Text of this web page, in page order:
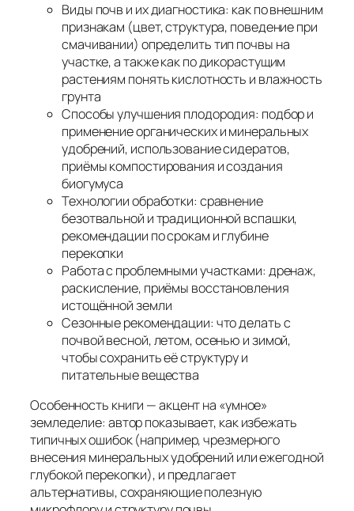
Виды почв и их диагностика: как по внешним
признакам (цвет, структура, поведение при
смачивании) определить тип почвы на
участке, а также как по дикорастущим
растениям понять кислотность и влажность
грунта
Способы улучшения плодородия: подбор и
применение органических и минеральных
удобрений, использование сидератов,
приёмы компостирования и создания
биогумуса
Технологии обработки: сравнение
безотвальной и традиционной вспашки,
рекомендации по срокам и глубине
перекопки
Работа с проблемными участками: дренаж,
раскисление, приёмы восстановления
истощённой земли
Сезонные рекомендации: что делать с
почвой весной, летом, осенью и зимой,
чтобы сохранить её структуру и
питательные вещества
Особенность книги — акцент на «умное»
земледелие: автор показывает, как избежать
типичных ошибок (например, чрезмерного
внесения минеральных удобрений или ежегодной
глубокой перекопки), и предлагает
альтернативы, сохраняющие полезную